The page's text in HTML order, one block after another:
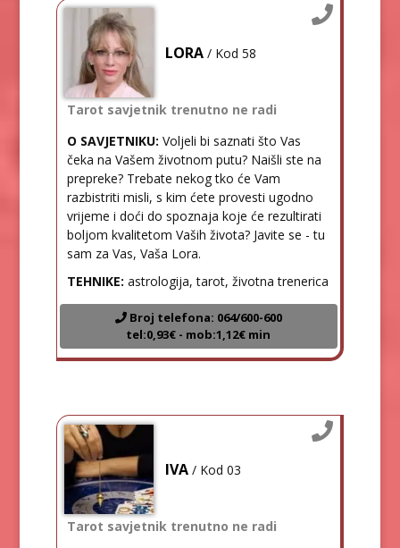
LORA / Kod 58
Tarot savjetnik trenutno ne radi
O SAVJETNIKU: Voljeli bi saznati što Vas
čeka na Vašem životnom putu? Naišli ste na
prepreke? Trebate nekog tko će Vam
razbistriti misli, s kim ćete provesti ugodno
vrijeme i doći do spoznaja koje će rezultirati
boljom kvalitetom Vaših života? Javite se - tu
sam za Vas, Vaša Lora.
TEHNIKE: astrologija, tarot, životna trenerica
Broj telefona: 064/600-600
tel:0,93€ - mob:1,12€ min
IVA / Kod 03
Tarot savjetnik trenutno ne radi